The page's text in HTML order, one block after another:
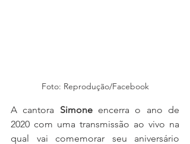
Foto: Reprodução/Facebook
A cantora Simone encerra o ano de
2020 com uma transmissão ao vivo na
qual vai comemorar seu aniversário